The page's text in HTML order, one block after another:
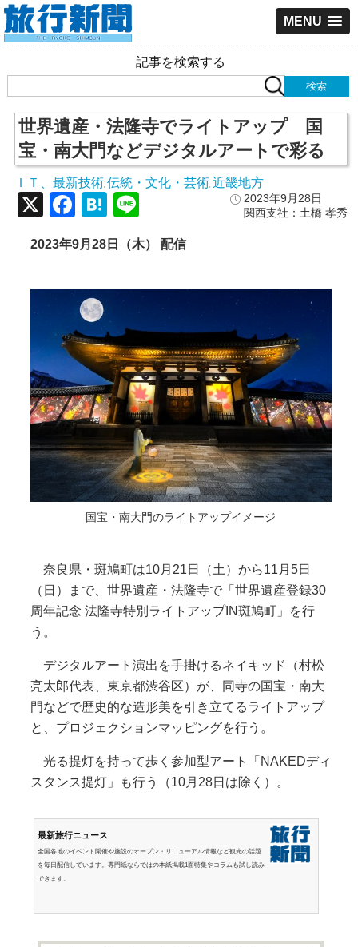
MENU
記事を検索する
世界遺産・法隆寺でライトアップ 国
宝・南大門などデジタルアートで彩る
ＩＴ、最新技術 伝統・文化・芸術 近畿地方
2023年9月28日
関西支社：土橋 孝秀
X Facebook
Hatena
2023年9月28日（木） 配信
国宝・南大門のライトアップイメージ
奈良県・斑鳩町は10月21日（土）から11月5日
（日）まで、世界遺産・法隆寺で「世界遺産登録30
周年記念 法隆寺特別ライトアップIN斑鳩町」を行
う。
デジタルアート演出を手掛けるネイキッド（村松
亮太郎代表、東京都渋谷区）が、同寺の国宝・南大
門などで歴史的な造形美を引き立てるライトアップ
と、プロジェクションマッピングを行う。
光る提灯を持って歩く参加型アート「NAKEDディ
スタンス提灯」も行う（10月28日は除く）。
最新旅行ニュース
全国各地のイベント開催や施設のオープン・リニューアル情報など観光の話題
を毎日配信しています。専門紙ならではの本紙掲載1面特集やコラムも試し読み
できます。